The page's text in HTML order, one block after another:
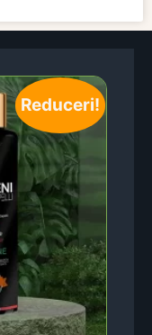
Reduceri!